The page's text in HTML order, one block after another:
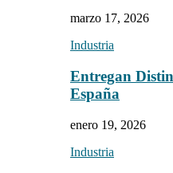
marzo 17, 2026
Industria
Entregan
España
enero 19, 2026
Industria